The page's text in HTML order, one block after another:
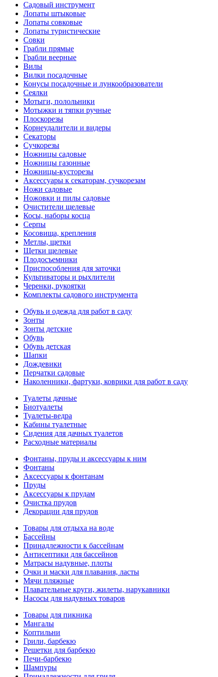
Садовый инструмент
Лопаты штыковые
Лопаты совковые
Лопаты туристические
Совки
Грабли прямые
Грабли веерные
Вилы
Вилки посадочные
Конусы посадочные и лункообразователи
Сеялки
Мотыги, полольники
Мотыжки и тяпки ручные
Плоскорезы
Корнеудалители и видеры
Секаторы
Сучкорезы
Ножницы садовые
Ножницы газонные
Ножницы-кусторезы
Аксессуары к секаторам, сучкорезам
Ножи садовые
Ножовки и пилы садовые
Очистители щелевые
Косы, наборы косца
Серпы
Косовища, крепления
Метлы, щетки
Щетки щелевые
Плодосъемники
Приспособления для заточки
Культиваторы и рыхлители
Черенки, рукоятки
Комплекты садового инструмента
Обувь и одежда для работ в саду
Зонты
Зонты детские
Обувь
Обувь детская
Шапки
Дождевики
Перчатки садовые
Наколенники, фартуки, коврики для работ в саду
Туалеты дачные
Биотуалеты
Туалеты-ведра
Кабины туалетные
Сидения для дачных туалетов
Расходные материалы
Фонтаны, пруды и аксессуары к ним
Фонтаны
Аксессуары к фонтанам
Пруды
Аксессуары к прудам
Очистка прудов
Декорации для прудов
Товары для отдыха на воде
Бассейны
Принадлежности к бассейнам
Антисептики для бассейнов
Матраcы надувные, плоты
Очки и маски для плавания, ласты
Мячи пляжные
Плавательные круги, жилеты, нарукавники
Насосы для надувных товаров
Товары для пикника
Мангалы
Коптильни
Грили, барбекю
Решетки для барбекю
Печи-барбекю
Шампуры